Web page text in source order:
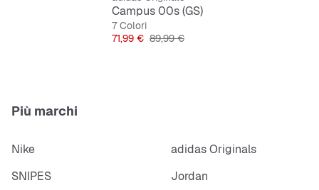
Campus 00s (GS)
7 Colori
Prezzo
71,99 € Prezzo originale
89,99 €
Più marchi
Nike
adidas Originals
SNIPES
Jordan